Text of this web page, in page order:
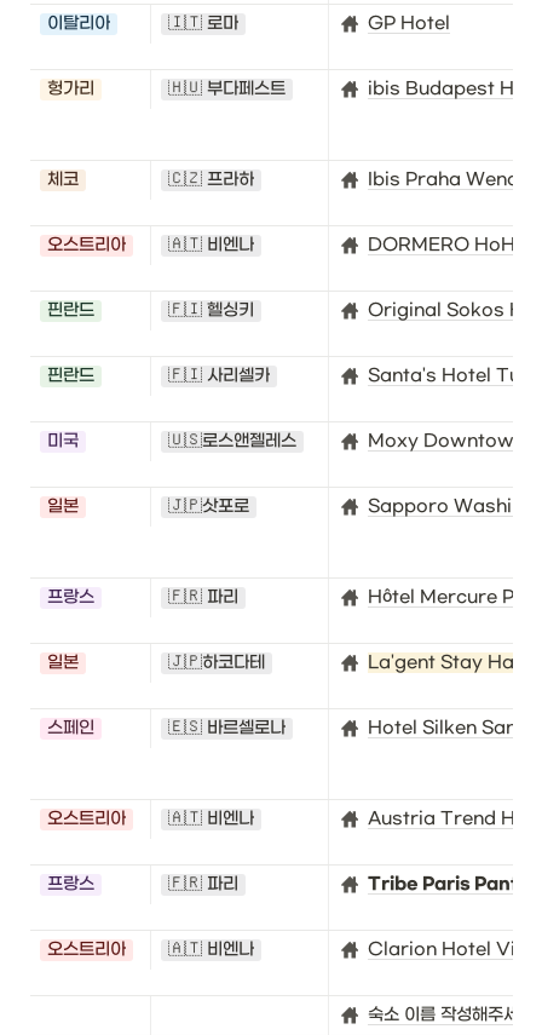
이탈리아 🇮🇹 로마 GP Hotel
헝가리 🇭🇺 부다페스트 ibis Budapest
체코 🇨🇿 프라하 Ibis Praha
오스트리아 🇦🇹 비엔나 DORMERO HoHo
핀란드 🇫🇮 헬싱키 Original Sokos
핀란드 🇫🇮 사리셀카 Santa's Hotel
미국 🇺🇸로스앤젤레스 Moxy Downtown
일본 🇯🇵삿포로 Sapporo
프랑스 🇫🇷 파리 Hôtel Mercure
일본 🇯🇵하코다테 La'gent Stay
스페인 🇪🇸 바르셀로나 Hotel Silken Sant
오스트리아 🇦🇹 비엔나 Austria Trend
프랑스 🇫🇷 파리 Tribe Paris Pantin
오스트리아 🇦🇹 비엔나 Clarion Hotel
숙소 이름 작성해주세요